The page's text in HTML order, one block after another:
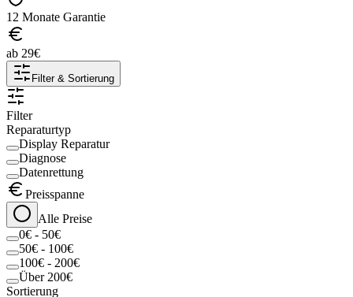
12 Monate Garantie
ab 29€
Filter & Sortierung
Filter
Reparaturtyp
Display Reparatur
Diagnose
Datenrettung
Preisspanne
Alle Preise
0€ - 50€
50€ - 100€
100€ - 200€
Über 200€
Sortierung